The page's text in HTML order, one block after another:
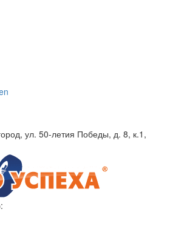
ул. 50-летия Победы, д. 8, к.1,